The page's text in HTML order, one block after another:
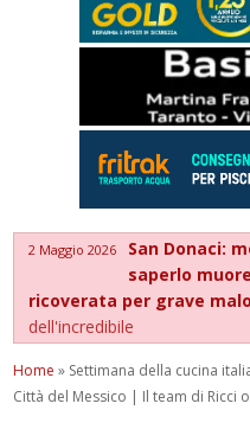
2 Maggio 2026
San Donaci:
saperlo
ricoverata per grave
dell'incredibile
Home » Settimana della cucina
Città del Messico | Il team di Ricci